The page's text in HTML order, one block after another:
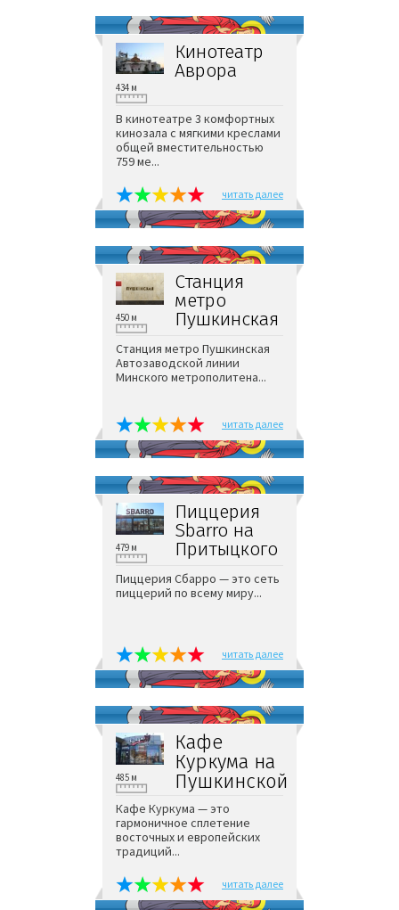
Кинотеатр
Аврора
434 м
В кинотеатре 3 комфортных
кинозала с мягкими креслами
общей вместительностью
759 ме...
читать далее
Станция
метро
Пушкинская
450 м
Станция метро Пушкинская
Автозаводской линии
Минского метрополитена...
читать далее
Пиццерия
Sbarro на
Притыцкого
479 м
Пиццерия Сбарро — это сеть
пиццерий по всему миру...
читать далее
Кафе
Куркума на
Пушкинской
485 м
Кафе Куркума — это
гармоничное сплетение
восточных и европейских
традиций...
читать далее